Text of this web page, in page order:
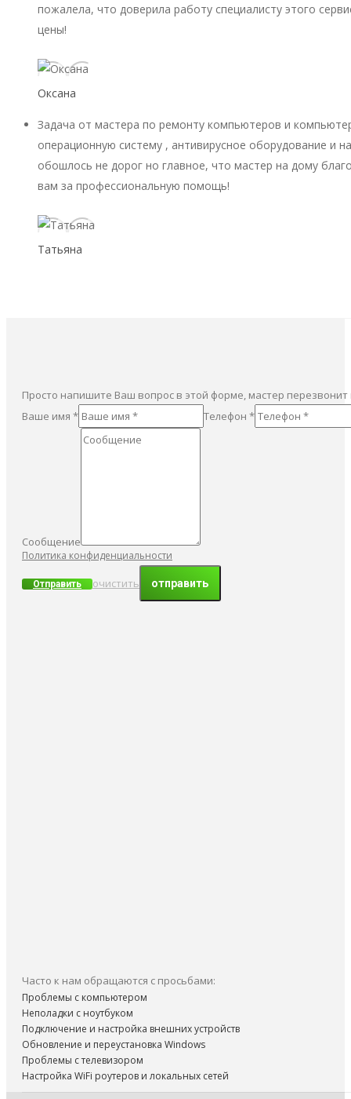
пожалела, что доверила работу специалисту этого
цены!
Оксана
Задача от мастера по ремонту компьютеров и
операционную систему , антивирусное оборудование и
обошлось не дорог но главное, что мастер на дому
вам за профессиональную помощь!
Татьяна
Просто напишите Ваш вопрос в этой форме, мастер
Ваше имя *
Телефон *
Сообщение
Политика конфиденциальности
Отправить очистить
Часто к нам обращаются с просьбами:
Проблемы с компьютером
Неполадки с ноутбуком
Подключение и настройка внешних устройств
Обновление и переустановка Windows
Проблемы с телевизором
Настройка WiFi роутеров и локальных сетей